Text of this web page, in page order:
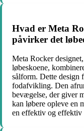
Hvad er Meta
påvirker det
Meta Rocker
løbeskoene,
sålform. Dette
fodafvikling. Den
bevægelse, der giver
kan løbere opleve en
en effektiv og